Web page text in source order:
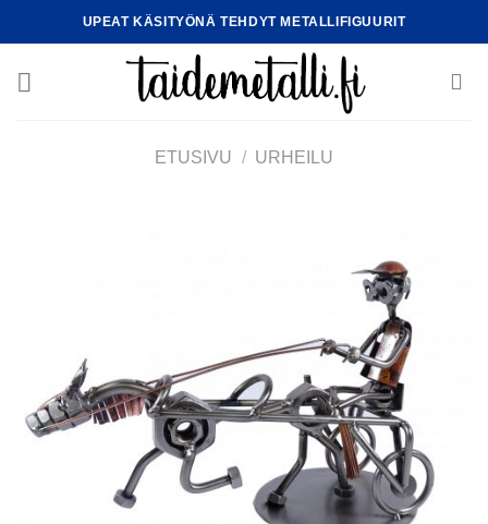
to
UPEAT KÄSITYÖNÄ TEHDYT METALLIFIGUURIT
ETUSIVU / URHEILU